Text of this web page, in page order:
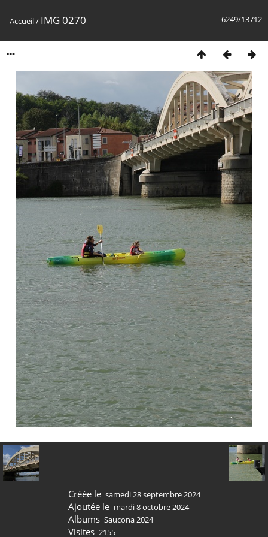
6249/13712
Accueil/ IMG 0270
Créée le samedi 28 septembre 2024
Ajoutée le mardi 8 octobre 2024
Albums Saucona 2024
Visites 2155